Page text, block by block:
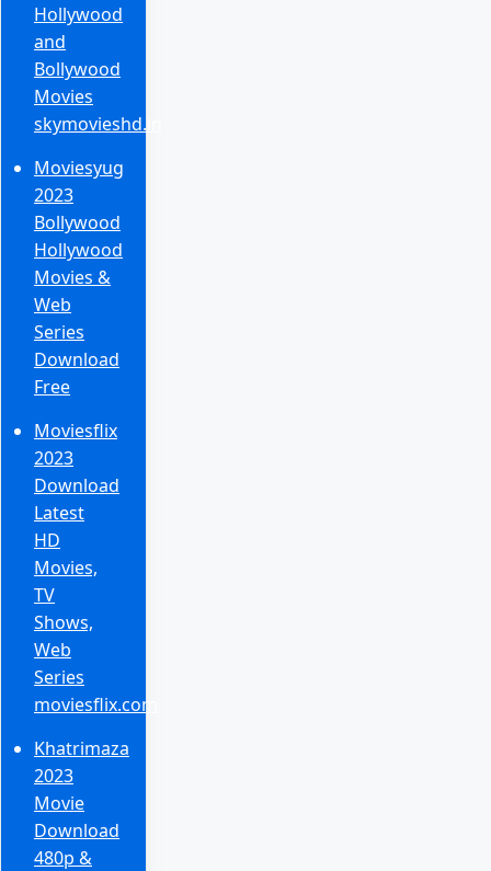
Hollywood
and
Bollywood
Movies
skymovieshd.in
Moviesyug
2023
Bollywood
Hollywood
Movies &
Web
Series
Download
Free
Moviesflix
2023
Download
Latest
HD
Movies,
TV
Shows,
Web
Series
moviesflix.com
Khatrimaza
2023
Movie
Download
480p &